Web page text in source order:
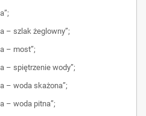
– szlak żeglowny”;
– most”;
– spiętrzenie wody”;
– woda skażona”;
– woda pitna”;